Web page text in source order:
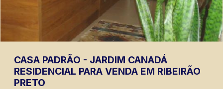
CASA PADRÃO - JARDIM CANADÁ
RESIDENCIAL PARA VENDA EM RIBEIRÃO
PRETO